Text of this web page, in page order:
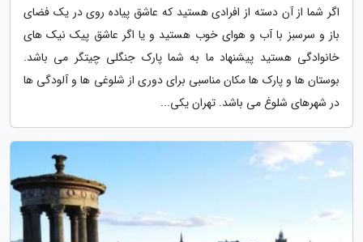
اگر شما از آن دسته از افرادی هستید که عاشق پیاده روی در یک فضای
باز و سرسبز با آب و هوای خوب هستید و یا اگر عاشق پیک نیک های
خانوادگی هستید پیشنهاد ما به شما پارک جنگلی چیتگر می باشد.
بوستان ها و پارک ها مکان مناسبی برای دوری از شلوغی ها و آلودگی ها
در شهرهای شلوغ می باشد. تهران یکی...